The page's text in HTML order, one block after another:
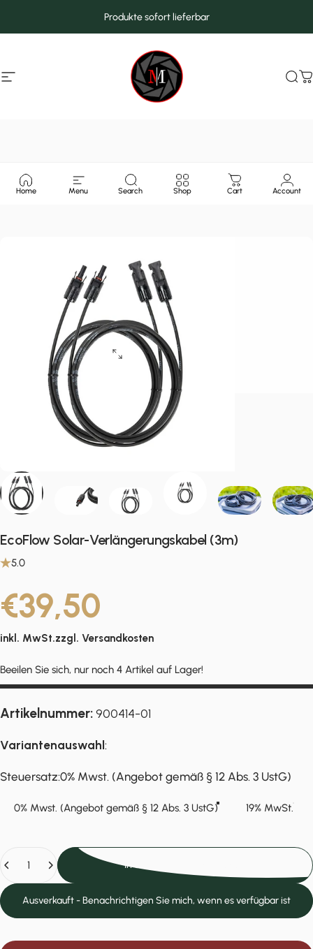
Produkte sofort lieferbar
Seitennavigation MarcMax Shop
Home Menu Search Shop Cart Account
EcoFlow Solar-Verlängerungskabel (3m)
5.0
€39,50
inkl. MwSt.zzgl. Versandkosten
Beeilen Sie sich, nur noch 4 Artikel auf Lager!
Artikelnummer:900414-01
Variantenauswahl :
Steuersatz
Steuersatz:0% Mwst. (Angebot gemäß § 12 Abs. 3 UstG)
0% Mwst. (Angebot gemäß § 12 Abs. 3 UstG) 19% MwSt.
In den Einkaufswagen legen
Ausverkauft - Benachrichtigen Sie mich, wenn es verfügbar ist